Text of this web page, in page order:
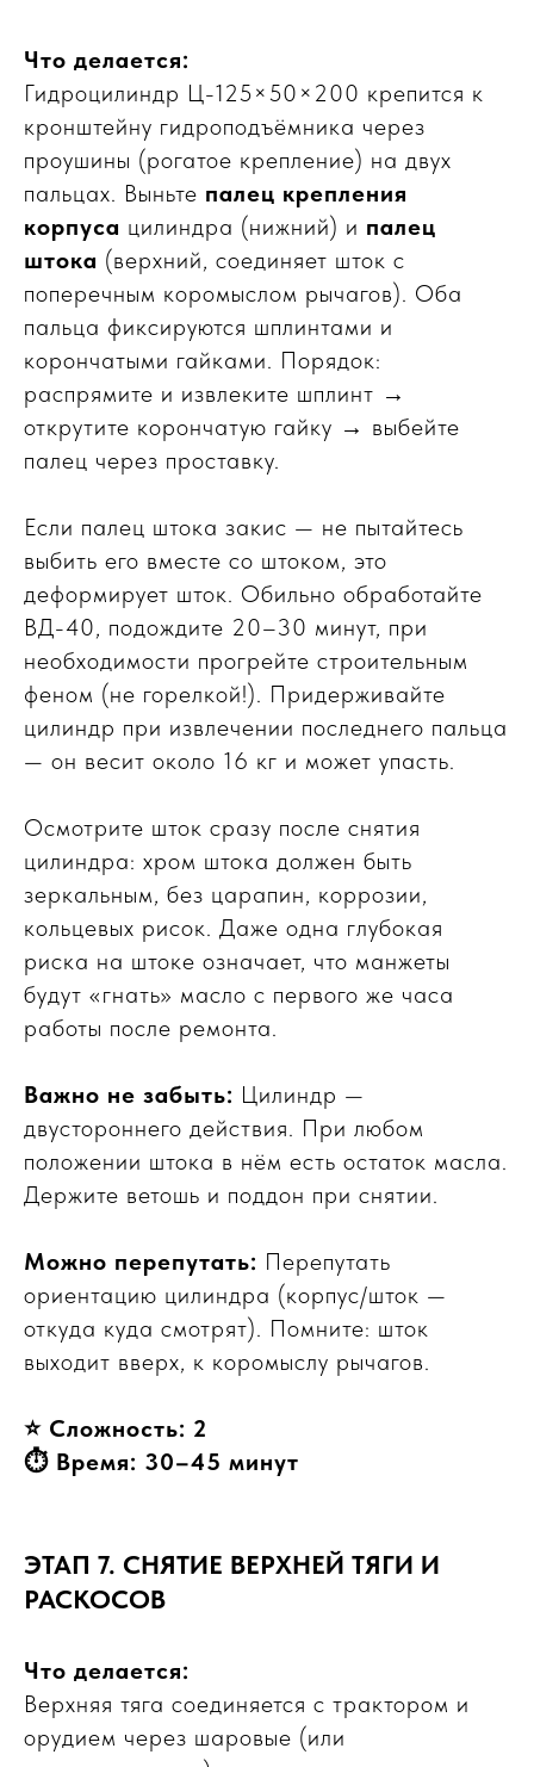
Что делается:
Гидроцилиндр Ц-125×50×200 крепится к
кронштейну гидроподъёмника через
проушины (рогатое крепление) на двух
пальцах. Выньте палец крепления
корпуса цилиндра (нижний) и палец
штока (верхний, соединяет шток с
поперечным коромыслом рычагов). Оба
пальца фиксируются шплинтами и
корончатыми гайками. Порядок:
распрямите и извлеките шплинт →
открутите корончатую гайку → выбейте
палец через проставку.
Если палец штока закис — не пытайтесь
выбить его вместе со штоком, это
деформирует шток. Обильно обработайте
ВД-40, подождите 20–30 минут, при
необходимости прогрейте строительным
феном (не горелкой!). Придерживайте
цилиндр при извлечении последнего пальца
— он весит около 16 кг и может упасть.
Осмотрите шток сразу после снятия
цилиндра: хром штока должен быть
зеркальным, без царапин, коррозии,
кольцевых рисок. Даже одна глубокая
риска на штоке означает, что манжеты
будут «гнать» масло с первого же часа
работы после ремонта.
Важно не забыть: Цилиндр —
двустороннего действия. При любом
положении штока в нём есть остаток масла.
Держите ветошь и поддон при снятии.
Можно перепутать: Перепутать
ориентацию цилиндра (корпус/шток —
откуда куда смотрят). Помните: шток
выходит вверх, к коромыслу рычагов.
⭐ Сложность: 2
⏱ Время: 30–45 минут
ЭТАП 7. СНЯТИЕ ВЕРХНЕЙ ТЯГИ И
РАСКОСОВ
Что делается:
Верхняя тяга соединяется с трактором и
орудием через шаровые (или